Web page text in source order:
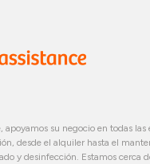
apoyamos su negocio en todas las
desde el alquiler hasta el
y desinfección. Estamos cerca